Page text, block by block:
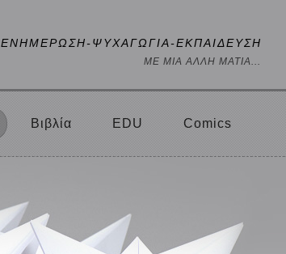
ΕΝΗΜΕΡΩΣΗ-ΨΥΧΑΓΩΓΙΑ-ΕΚΠΑΙΔΕΥΣΗ
ΜΕ ΜΙΑ ΑΛΛΗ ΜΑΤΙΑ...
Βιβλία EDU Comics